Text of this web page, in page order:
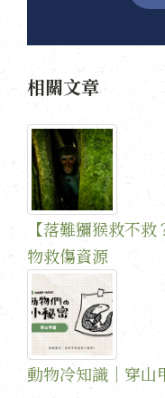
相關文章
【落難獼猴救不
物救傷資源
動物冷知識｜穿山